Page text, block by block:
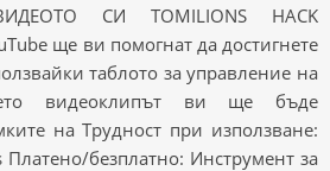
СИ TOMILIONS HACK
ще ви помогнат да достигнете
таблото за управление на
видеоклипът ви ще бъде
на Трудност при използване:
Платено/безплатно: Инструмент за